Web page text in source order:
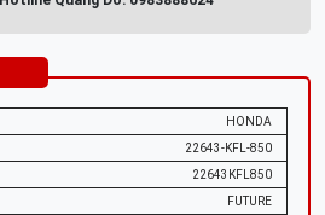
HONDA
22643-KFL-850
22643KFL850
FUTURE